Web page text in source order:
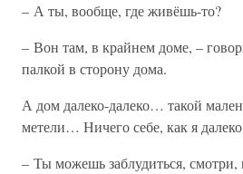
– А ты, вообще, где живёшь-то?
– Вон там, в крайнем доме, –
палкой в сторону дома.
А дом далеко-далеко… такой
метели… Ничего себе, как я
– Ты можешь заблудиться, смотри,